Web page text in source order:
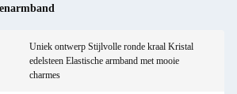
Uniek ontwerp Stijlvolle ronde kraal Kristal
edelsteen Elastische armband met mooie
charmes